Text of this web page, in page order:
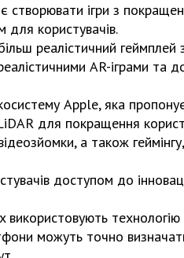
ігри з
користувачів.
реалістичний
AR-іграми та
Apple, яка
для покращення
а також
доступом до
технологію
можуть точно